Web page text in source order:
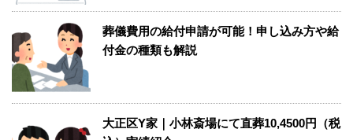
葬儀費用の給付申請が可能！申し込み方や給
付金の種類も解説
大正区Y家｜小林斎場にて直葬10,4500円（税